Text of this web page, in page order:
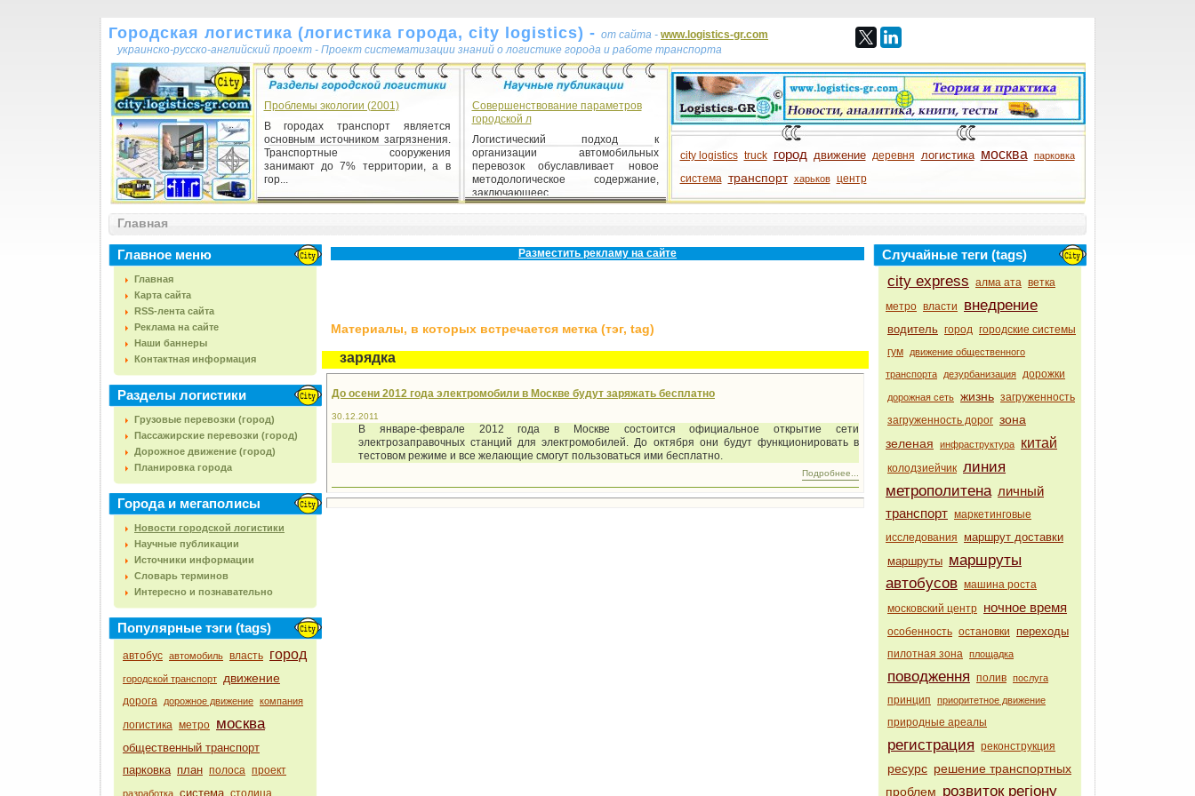
Городская логистика (логистика города, city logistics) - от сайта - www.logistics-gr.com
украинско-русско-английский проект - Проект систематизации знаний о логистике города и работе транспорта
Проблемы экологии (2001)
В городах транспорт является
основным источником загрязнения.
Транспортные сооружения
занимают до 7% территории, а в
гор...
Совершенствование параметров
городской л
Логистический подход к
организации автомобильных
перевозок обуславливает новое
методологическое содержание,
заключающеес...
city logistics truck город движение деревня логистика москва парковка
система транспорт харьков центр
Главная
Главное меню
Главная
Карта сайта
RSS-лента сайта
Реклама на сайте
Наши баннеры
Контактная информация
Разделы логистики
Грузовые перевозки (город)
Пассажирские перевозки (город)
Дорожное движение (город)
Планировка города
Города и мегаполисы
Новости городской логистики
Научные публикации
Источники информации
Словарь терминов
Интересно и познавательно
Популярные тэги (tags)
автобус автомобиль власть город
городской транспорт движение
дорога дорожное движение компания
логистика метро москва
общественный транспорт
парковка план полоса проект
разработка система столица
Разместить рекламу на сайте
Материалы, в которых встречается метка (тэг, tag)
зарядка
До осени 2012 года электромобили в Москве будут заряжать бесплатно
30.12.2011
В январе-феврале 2012 года в Москве состоится официальное открытие сети
электрозаправочных станций для электромобилей. До октября они будут функционировать в
тестовом режиме и все желающие смогут пользоваться ими бесплатно.
Подробнее...
Случайные теги (tags)
city express алма ата ветка
метро власти внедрение
водитель город городские системы
гум
движение общественного
транспорта дезурбанизация дорожки
дорожная сеть жизнь загруженность
загруженность дорог зона
зеленая
инфраструктура китай
колодзиейчик линия
метрополитена личный
транспорт маркетинговые
исследования
маршрут доставки
маршруты маршруты
автобусов машина роста
московский центр ночное время
особенность остановки переходы
пилотная зона площадка
поводження полив послуга
принцип приоритетное движение
природные ареалы
регистрация реконструкция
ресурс решение транспортных
проблем розвиток регіону